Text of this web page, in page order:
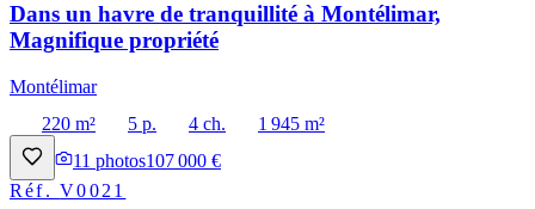
Dans un havre de tranquillité à Montélimar,
Magnifique propriété
Montélimar
220 m²
5 p. 4 ch.
1 945 m²
11 photos107 000 €
Réf.V0021